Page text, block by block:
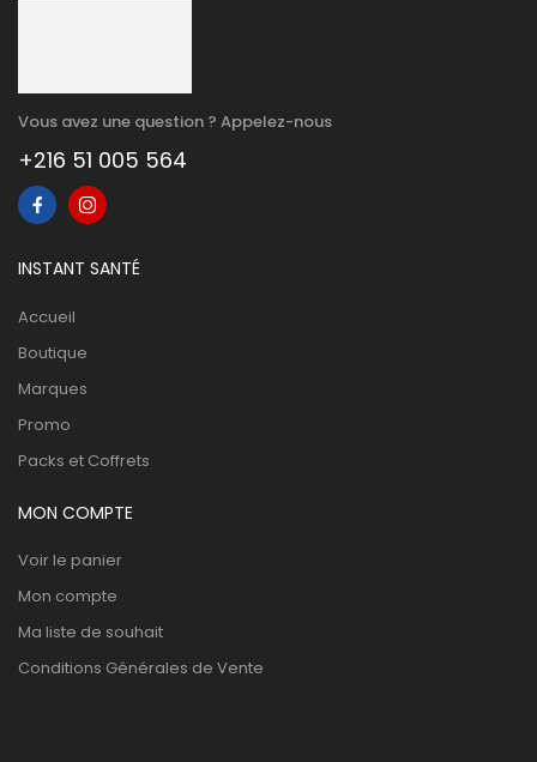
Vous avez une question ? Appelez-nous
+216 51 005 564
INSTANT SANTÉ
Accueil
Boutique
Marques
Promo
Packs et Coffrets
MON COMPTE
Voir le panier
Mon compte
Ma liste de souhait
Conditions Générales de Vente